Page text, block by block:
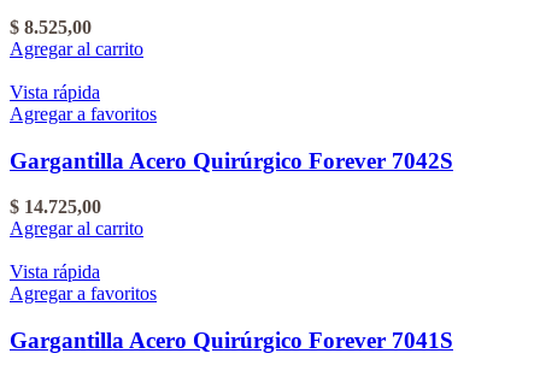
$ 8.525,00
Agregar al carrito
Vista rápida
Agregar a favoritos
Gargantilla Acero Quirúrgico Forever 7042S
$ 14.725,00
Agregar al carrito
Vista rápida
Agregar a favoritos
Gargantilla Acero Quirúrgico Forever 7041S